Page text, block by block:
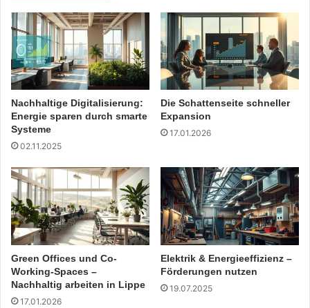
Nachhaltige Digitalisierung:
Energie sparen durch smarte
Systeme
02.11.2025
Die Schattenseite schneller
Expansion
17.01.2026
Green Offices und Co-
Working-Spaces –
Nachhaltig arbeiten in Lippe
17.01.2026
Elektrik & Energieeffizienz –
Förderungen nutzen
19.07.2025